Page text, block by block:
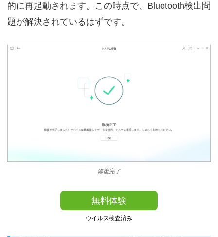
的に再起動されます。この時点で、Bluetooth検出問
題が解決されているはずです。
修復完了
無料体験
ウイルス検査済み